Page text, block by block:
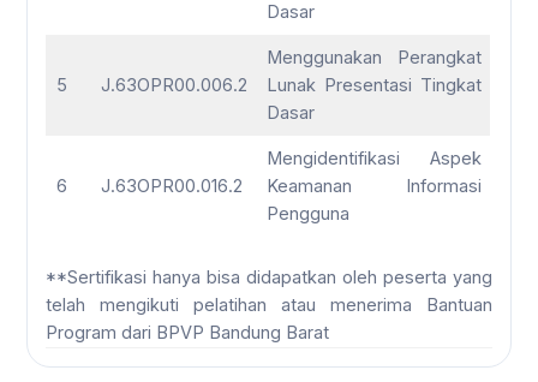
Dasar
5 J.63OPR00.006.2
Menggunakan Perangkat
Lunak Presentasi Tingkat
Dasar
6 J.63OPR00.016.2
Mengidentifikasi Aspek
Keamanan Informasi
Pengguna
**Sertifikasi hanya bisa didapatkan oleh peserta yang
telah mengikuti pelatihan atau menerima Bantuan
Program dari BPVP Bandung Barat